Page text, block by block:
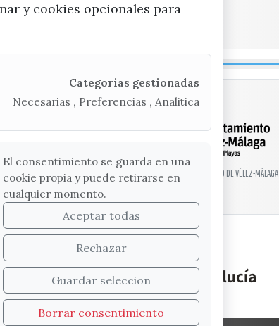
Torre del Mar
© EXCMO. AYUNTAMIENTO DE VÉLEZ-MÁLAGA
y cookies opcionales para
Categorias gestionadas
Necesarias , Preferencias , Analitica
El consentimiento se guarda en una
cookie propia y puede retirarse en
cualquier momento.
Aceptar todas
Rechazar
Guardar seleccion
Borrar consentimiento